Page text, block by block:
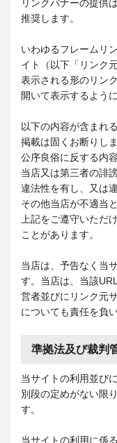
リンクバナーの提供
推奨します。
いわゆるフレームリ
イト（以下「リンク
表示される形のリン
開いて表示するよう
以下の内容が含まれ
掲載は固くお断りしま
公序良俗に反する内容
当店又は第三者の誹
違法性を有し、又は
その他当店が不適当
上記をご遵守いただ
ことがあります。
当店は、予告なく当
す。当店は、当該
営者並びにリンク元
についても責任を負
準拠法及び裁判
当サイトの利用並び
別段の定めがない限
す。
当サイトの利用に係